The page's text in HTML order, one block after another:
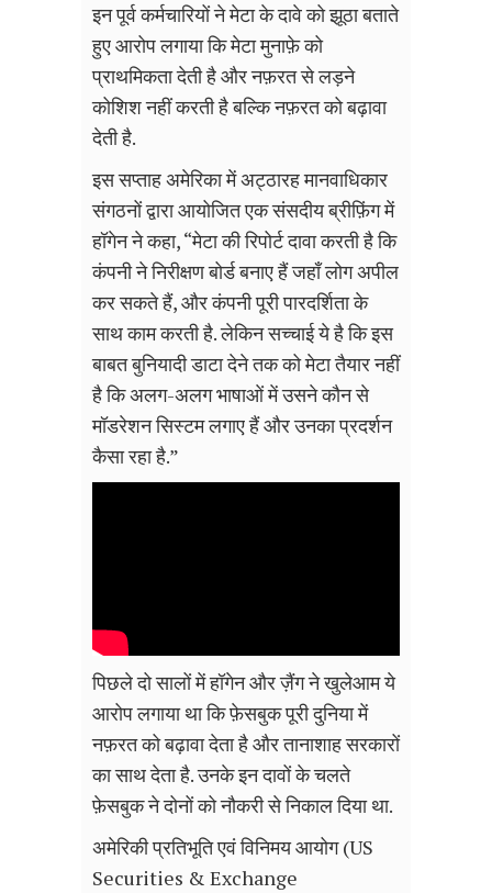
इन पूर्व कर्मचारियों ने मेटा के दावे को झूठा बताते
हुए आरोप लगाया कि मेटा मुनाफ़े को
प्राथमिकता देती है और नफ़रत से लड़ने
कोशिश नहीं करती है बल्कि नफ़रत को बढ़ावा
देती है.
इस सप्ताह अमेरिका में अट्ठारह मानवाधिकार
संगठनों द्वारा आयोजित एक संसदीय ब्रीफ़िंग में
हॉगेन ने कहा, “मेटा की रिपोर्ट दावा करती है कि
कंपनी ने निरीक्षण बोर्ड बनाए हैं जहाँ लोग अपील
कर सकते हैं, और कंपनी पूरी पारदर्शिता के
साथ काम करती है. लेकिन सच्चाई ये है कि इस
बाबत बुनियादी डाटा देने तक को मेटा तैयार नहीं
है कि अलग-अलग भाषाओं में उसने कौन से
मॉडरेशन सिस्टम लगाए हैं और उनका प्रदर्शन
कैसा रहा है.”
पिछले दो सालों में हॉगेन और ज़ैंग ने खुलेआम ये
आरोप लगाया था कि फ़ेसबुक पूरी दुनिया में
नफ़रत को बढ़ावा देता है और तानाशाह सरकारों
का साथ देता है. उनके इन दावों के चलते
फ़ेसबुक ने दोनों को नौकरी से निकाल दिया था.
अमेरिकी प्रतिभूति एवं विनिमय आयोग (US
Securities & Exchange